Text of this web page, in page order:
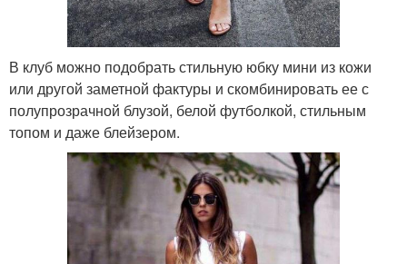
В клуб можно подобрать стильную юбку мини из кожи
или другой заметной фактуры и скомбинировать ее с
полупрозрачной блузой, белой футболкой, стильным
топом и даже блейзером.